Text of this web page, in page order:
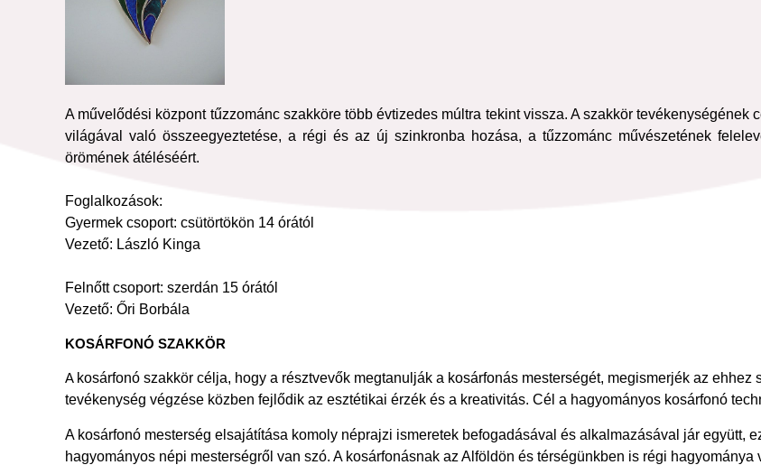
A művelődési központ tűzzománc szakköre több évtizedes múltra tekint vissza. A szakkör
világával való összeegyeztetése, a régi és az új szinkronba hozása, a tűzzománc művészetének
örömének átéléséért.
Foglalkozások:
Gyermek csoport: csütörtökön 14 órától
Vezető: László Kinga
Felnőtt csoport: szerdán 15 órától
Vezető: Őri Borbála
KOSÁRFONÓ SZAKKÖR
A kosárfonó szakkör célja, hogy a résztvevők megtanulják a kosárfonás mesterségét, megismerjék az
tevékenység végzése közben fejlődik az esztétikai érzék és a kreativitás. Cél a hagyományos kosárfonó
A kosárfonó mesterség elsajátítása komoly néprajzi ismeretek befogadásával és alkalmazásával jár együtt,
hagyományos népi mesterségről van szó. A kosárfonásnak az Alföldön és térségünkben is régi